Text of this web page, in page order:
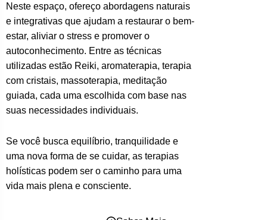
Neste espaço, ofereço abordagens naturais
e integrativas que ajudam a restaurar o bem-
estar, aliviar o stress e promover o
autoconhecimento. Entre as técnicas
utilizadas estão Reiki, aromaterapia, terapia
com cristais, massoterapia, meditação
guiada, cada uma escolhida com base nas
suas necessidades individuais.
Se você busca equilíbrio, tranquilidade e
uma nova forma de se cuidar, as terapias
holísticas podem ser o caminho para uma
vida mais plena e consciente.